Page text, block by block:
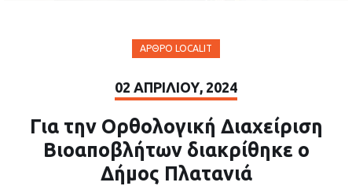
ΆΡΘΡΟ LOCALIT
02 ΑΠΡΙΛΊΟΥ, 2024
Για την Ορθολογική Διαχείριση
Βιοαποβλήτων διακρίθηκε ο
Δήμος Πλατανιά